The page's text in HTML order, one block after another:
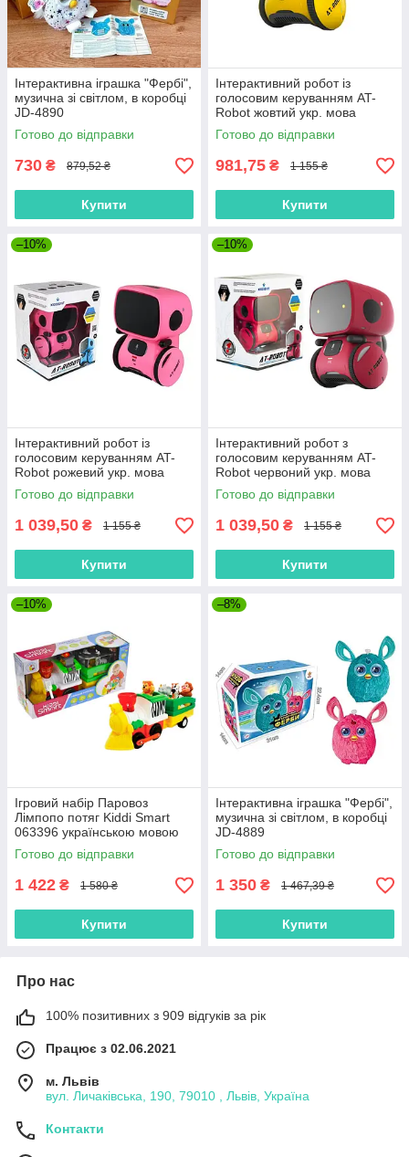
Інтерактивна іграшка "Фербі",
музична зі світлом, в коробці
JD-4890
Готово до відправки
730 ₴ 879,52 ₴
Купити
Інтерактивний робот із
голосовим керуванням AT-
Robot жовтий укр. мова
AT001-03-UKR "AHEAD
TOYS" Оригінал
Готово до відправки
981,75 ₴ 1 155 ₴
Купити
–10%
Інтерактивний робот із
голосовим керуванням AT-
Robot рожевий укр. мова
AT001-04-UKR "AHEAD
TOYS" Оригінал
Готово до відправки
1 039,50 ₴ 1 155 ₴
Купити
–10%
Інтерактивний робот з
голосовим керуванням AT-
Robot червоний укр. мова
AT001-01-UKR "AHEAD
TOYS" Оригінал
Готово до відправки
1 039,50 ₴ 1 155 ₴
Купити
–10%
Ігровий набір Паровоз
Лімпопо потяг Kiddi Smart
063396 українською мовою
Готово до відправки
1 422 ₴ 1 580 ₴
Купити
–8%
Інтерактивна іграшка "Фербі",
музична зі світлом, в коробці
JD-4889
Готово до відправки
1 350 ₴ 1 467,39 ₴
Купити
Про нас
100% позитивних з 909 відгуків за рік
Працює з 02.06.2021
м. Львів
вул. Личаківська, 190, 79010 , Львів, Україна
Контакти